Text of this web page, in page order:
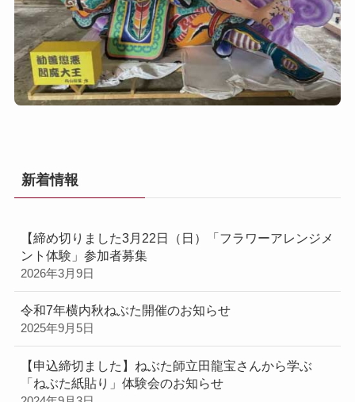
新着情報
【締め切りました3月22日（日）「フラワーアレンジメ
ント体験」参加者募集
2026年3月9日
令和7年横内秋ねぶた開催のお知らせ
2025年9月5日
【申込締切ました】ねぶた師立田龍宝さんから学ぶ
「ねぶた紙貼り」体験会のお知らせ